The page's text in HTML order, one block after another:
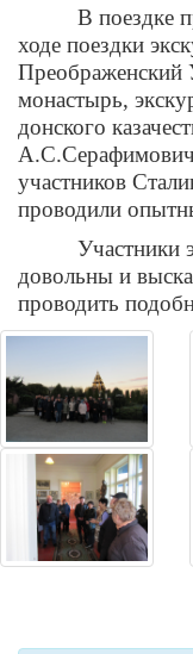
В поездке
ходе поездки
Преображенский
монастырь,
донского
участников
проводили
Участники
довольны и
проводить